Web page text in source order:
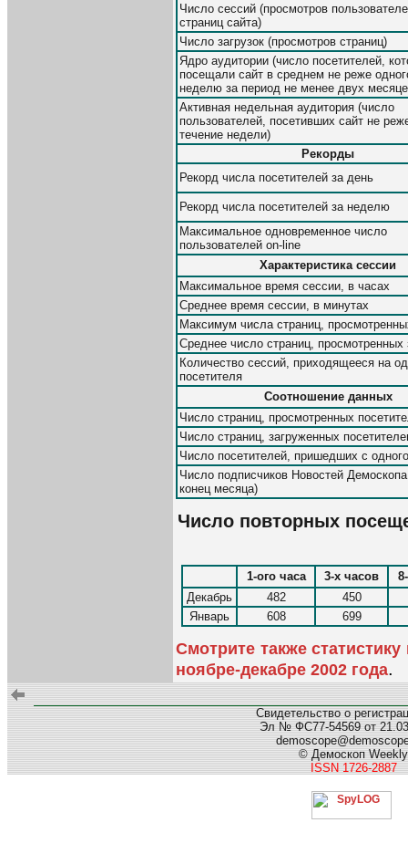
Число сессий (просмотров
страниц сайта)
Число загрузок (просмотров страниц)
Ядро аудитории (число посетителей,
посещали сайт в среднем не реже
неделю за период не менее двух
Активная недельная аудитория (число
пользователей, посетивших сайт не
течение недели)
Рекорды
Рекорд числа посетителей за день
Рекорд числа посетителей за неделю
Максимальное одновременное число
пользователей on-line
Характеристика сессии
Максимальное время сессии, в часах
Среднее время сессии, в минутах
Максимум числа страниц,
Среднее число страниц, просмотренных
Количество сессий, приходящееся на
посетителя
Соотношение данных
Число страниц, просмотренных
Число страниц, загруженных
Число посетителей, пришедших с
Число подписчиков Новостей
конец месяца)
Число повторных
1-ого часа 3-х часов
Декабрь
482
450
Январь
608 699
Смотрите также
ноябре-декабре 2002 года.
Свидетельство о
Эл № ФС77-54569 от
© Демоскоп Weekly
ISSN 1726-2887